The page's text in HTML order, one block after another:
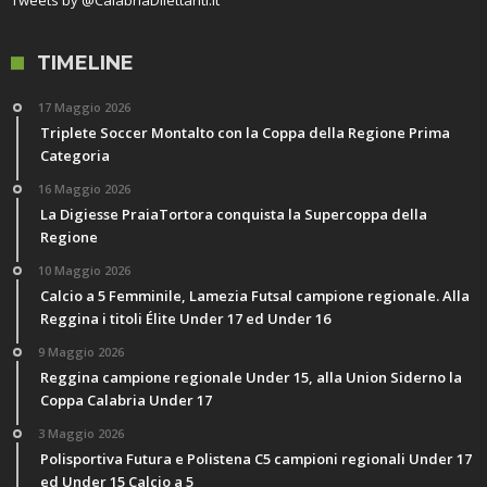
TIMELINE
17 Maggio 2026
Triplete Soccer Montalto con la Coppa della Regione Prima
Categoria
16 Maggio 2026
La Digiesse PraiaTortora conquista la Supercoppa della
Regione
10 Maggio 2026
Calcio a 5 Femminile, Lamezia Futsal campione regionale. Alla
Reggina i titoli Élite Under 17 ed Under 16
9 Maggio 2026
Reggina campione regionale Under 15, alla Union Siderno la
Coppa Calabria Under 17
3 Maggio 2026
Polisportiva Futura e Polistena C5 campioni regionali Under 17
ed Under 15 Calcio a 5